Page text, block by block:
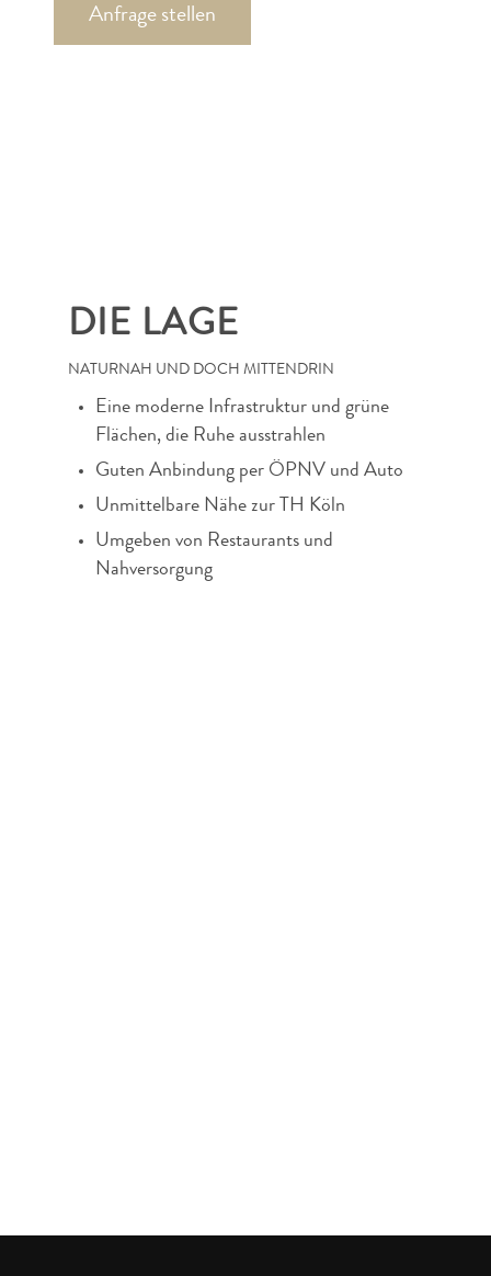
Anfrage stellen
DIE LAGE
NATURNAH UND DOCH MITTENDRIN
Eine moderne Infrastruktur und grüne
Flächen, die Ruhe ausstrahlen
Guten Anbindung per ÖPNV und Auto
Unmittelbare Nähe zur TH Köln
Umgeben von Restaurants und
Nahversorgung